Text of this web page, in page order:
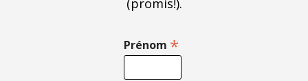
(promis!).
Prénom *